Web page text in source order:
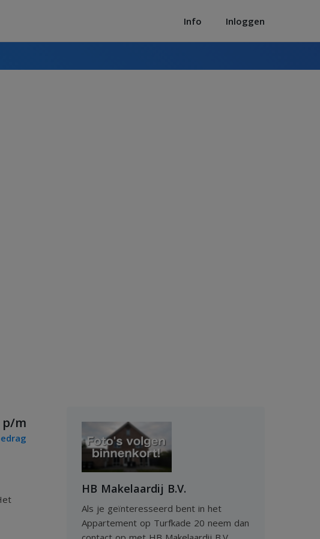
Info Inloggen
p/m
HB Makelaardij B.V.
Als je geïnteresseerd bent in het
Appartement op Turfkade 20 neem dan